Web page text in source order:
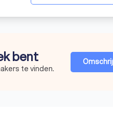
bent
te vinden.